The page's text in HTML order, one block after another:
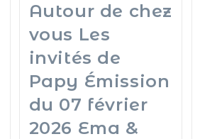
Autour de chez
vous Les
invités de
Papy Émission
du 07 février
2026 Ema &